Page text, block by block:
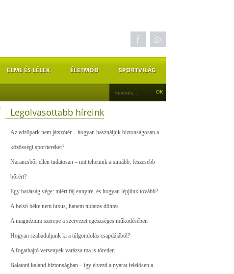
ELME ÉS LÉLEK ÉLETMÓD SPORTVILÁG
Legolvasottabb híreink
Az edzőpark nem játszótér – hogyan használjuk biztonságosan a
közösségi sporttereket?
Narancsbőr ellen tudatosan – mit tehetünk a simább, feszesebb
bőrért?
Egy barátság vége: miért fáj ennyire, és hogyan lépjünk tovább?
A belső béke nem luxus, hanem tudatos döntés
A magnézium szerepe a szervezet egészséges működésében
Hogyan szabaduljunk ki a túlgondolás csapdájából?
A fogathajtó versenyek varázsa ma is töretlen
Balatoni kaland biztonságban – így élvezd a nyarat felelősen a